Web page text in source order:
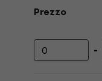
Prezzo
-